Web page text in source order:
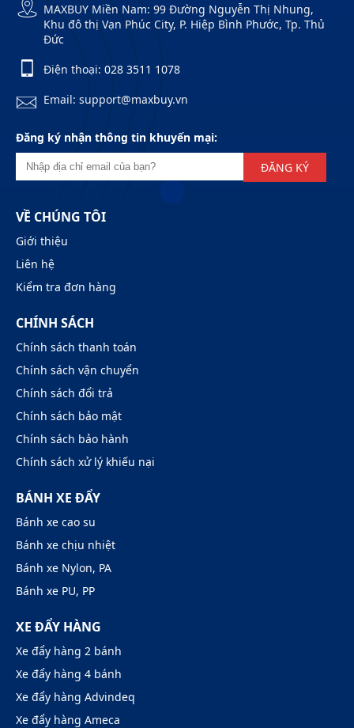
MAXBUY Miền Nam: 99 Đường Nguyễn Thị Nhung,
Khu đô thị Vạn Phúc City, P. Hiệp Bình Phước, Tp. Thủ
Đức
Điện thoại: 028 3511 1078
Email: support@maxbuy.vn
Đăng ký nhận thông tin khuyến mại:
ĐĂNG KÝ
VỀ CHÚNG TÔI
Giới thiệu
Liên hệ
Kiểm tra đơn hàng
CHÍNH SÁCH
Chính sách thanh toán
Chính sách vận chuyển
Chính sách đổi trả
Chính sách bảo mật
Chính sách bảo hành
Chính sách xử lý khiếu nại
BÁNH XE ĐẨY
Bánh xe cao su
Bánh xe chịu nhiệt
Bánh xe Nylon, PA
Bánh xe PU, PP
XE ĐẨY HÀNG
Xe đẩy hàng 2 bánh
Xe đẩy hàng 4 bánh
Xe đẩy hàng Advindeq
Xe đẩy hàng Ameca